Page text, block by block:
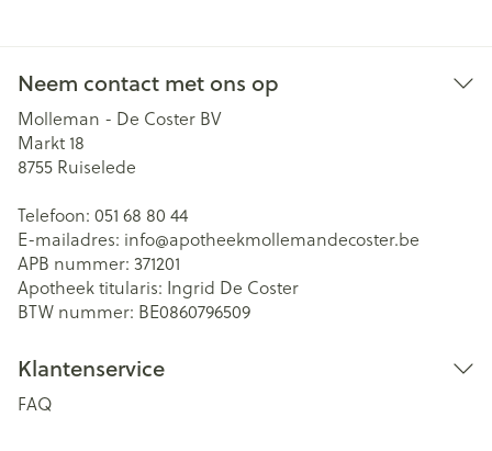
Neem contact met ons op
Molleman - De Coster BV
Markt 18
8755 Ruiselede
Telefoon: 051 68 80 44
E-mailadres: info@apotheekmollemandecoster.be
APB nummer: 371201
Apotheek titularis: Ingrid De Coster
BTW nummer: BE0860796509
Klantenservice
FAQ